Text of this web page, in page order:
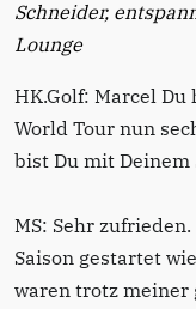
Schneider,
Lounge
HK.Golf: Marcel Du
World Tour nun
bist Du mit Deinem
MS: Sehr
Saison gestartet
waren trotz meiner